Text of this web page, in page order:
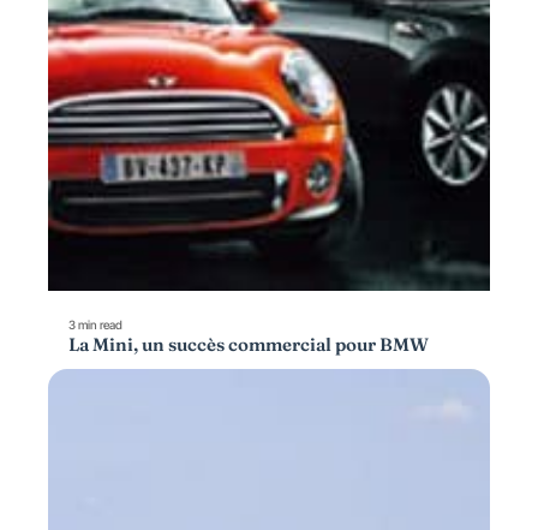
3 min read
La Mini, un succès commercial pour BMW